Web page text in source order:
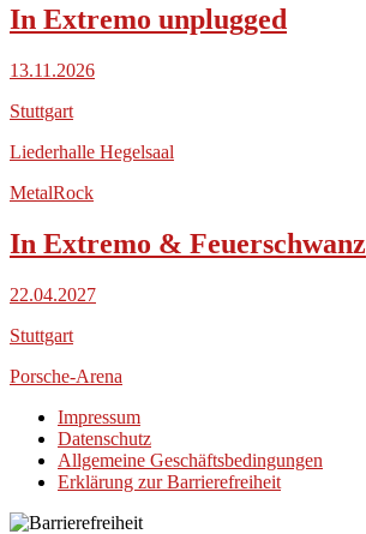
In Extremo unplugged
13.11.2026
Stuttgart
Liederhalle Hegelsaal
MetalRock
In Extremo & Feuerschwanz
22.04.2027
Stuttgart
Porsche-Arena
Impressum
Datenschutz
Allgemeine Geschäftsbedingungen
Erklärung zur Barrierefreiheit